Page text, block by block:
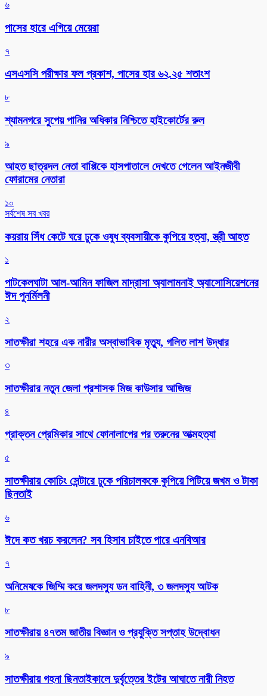
৬
পাসের হারে এগিয়ে মেয়েরা
৭
এসএসসি পরীক্ষার ফল প্রকাশ, পাসের হার ৬২.২৫ শতাংশ
৮
শ্যামনগরে সুপেয় পানির অধিকার নিশ্চিতে হাইকোর্টের রুল
৯
আহত ছাত্রদল নেতা বাপ্পিকে হাসপাতালে দেখতে গেলেন আইনজীবী
ফোরামের নেতারা
১০
সর্বশেষ সব খবর
কয়রায় সিঁধ কেটে ঘরে ঢুকে ওষুধ ব্যবসায়ীকে কুপিয়ে হত্যা, স্ত্রী আহত
১
পাটকেলঘাটা আল-আমিন ফাজিল মাদ্রাসা অ্যালামনাই অ্যাসোসিয়েশনের
ঈদ পুনর্মিলনী
২
সাতক্ষীরা শহরে এক নারীর অস্বাভাবিক মৃত্যু, গলিত লাশ উদ্ধার
৩
সাতক্ষীরার নতুন জেলা প্রশাসক মিজ কাউসার আজিজ
৪
প্রাক্তন প্রেমিকার সাথে ফোনালাপের পর তরুনের আত্মহত্যা
৫
সাতক্ষীরায় কোচিং সেন্টারে ঢুকে পরিচালককে কুপিয়ে পিটিয়ে জখম ও টাকা
ছিনতাই
৬
ঈদে কত খরচ করলেন? সব হিসাব চাইতে পারে এনবিআর
৭
অনিমেষকে জিম্মি করে জলদস্যু ডন বাহিনী, ৩ জলদস্যু আটক
৮
সাতক্ষীরায় ৪৭তম জাতীয় বিজ্ঞান ও প্রযুক্তি সপ্তাহ উদ্বোধন
৯
সাতক্ষীরায় গহনা ছিনতাইকালে দুর্বৃত্তের ইটের আঘাতে নারী নিহত